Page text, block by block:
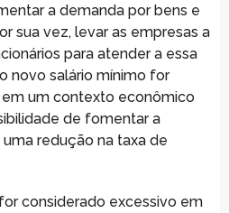
a demanda por bens e
sua vez, levar as empresas a
para atender a essa
novo salário mínimo for
um contexto econômico
de fomentar a
redução na taxa de
considerado excessivo em